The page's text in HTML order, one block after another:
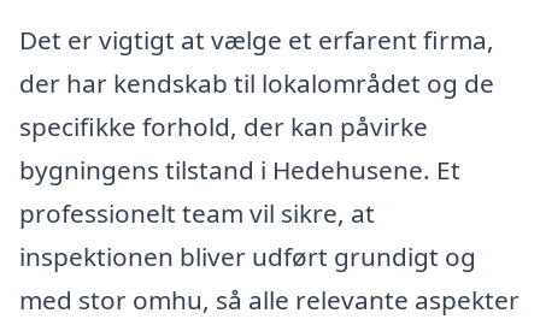
Det er vigtigt at vælge et erfarent firma,
der har kendskab til lokalområdet og de
specifikke forhold, der kan påvirke
bygningens tilstand i Hedehusene. Et
professionelt team vil sikre, at
inspektionen bliver udført grundigt og
med stor omhu, så alle relevante aspekter